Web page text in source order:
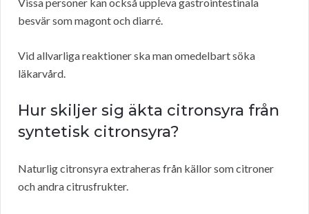
besvär som magont och diarré.
Vid allvarliga reaktioner ska man omedelbart söka
läkarvård.
Hur skiljer sig äkta citronsyra från
syntetisk citronsyra?
Naturlig citronsyra extraheras från källor som citroner
och andra citrusfrukter.